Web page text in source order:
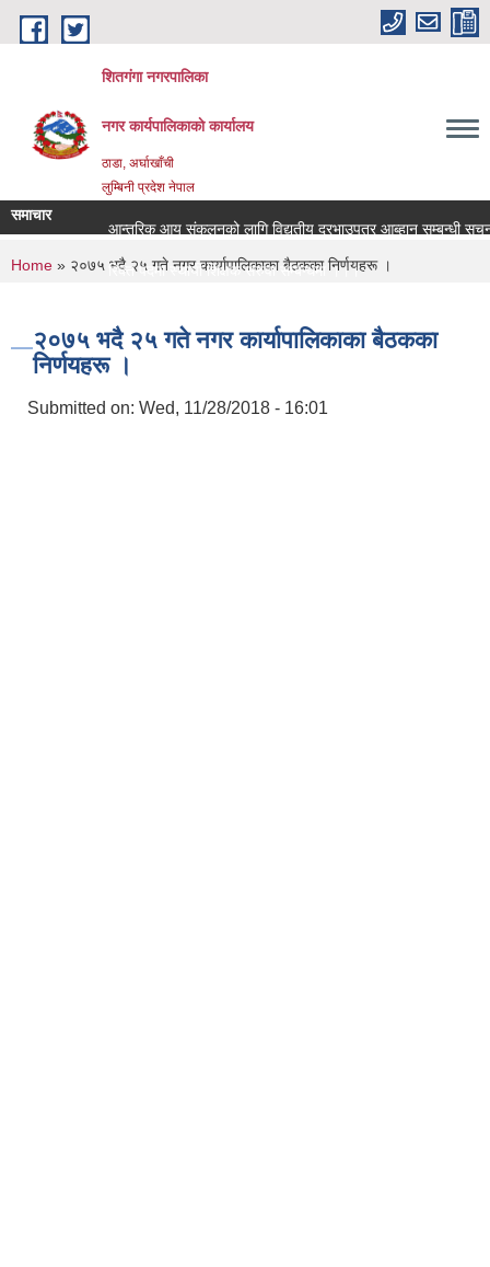
Skip to main content
शितगंगा नगरपालिका
नगर कार्यपालिकाकाे कार्यालय
ठाडा, अर्घाखाँची
लुम्बिनी प्रदेश नेपाल
समाचार
आन्तरिक आय संकलनको लागि विद्युतीय दरभाउपत्र आब्हान सम्बन्धी
रिक्त पदमा स्थायी शिक्षक सरुवा सम्बन्धमा ।।।
You are here
Home » २०७५ भदै २५ गते नगर कार्यापालिकाका बैठकका निर्णयहरू ।
२०७५ भदै २५ गते नगर कार्यापालिकाका बैठकका
निर्णयहरू ।
Submitted on: Wed, 11/28/2018 - 16:01